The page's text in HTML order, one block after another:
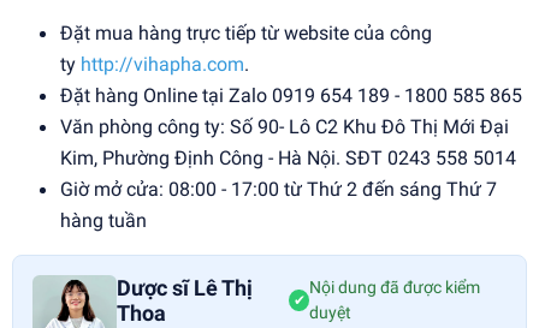
Đặt mua hàng trực tiếp từ website của công
ty http://vihapha.com.
Đặt hàng Online tại Zalo 0919 654 189 - 1800 585 865
Văn phòng công ty: Số 90- Lô C2 Khu Đô Thị Mới Đại
Kim, Phường Định Công - Hà Nội. SĐT 0243 558 5014
Giờ mở cửa: 08:00 - 17:00 từ Thứ 2 đến sáng Thứ 7
hàng tuần
Dược sĩ Lê Thị
Thoa
✔
Nội dung đã được kiểm
duyệt